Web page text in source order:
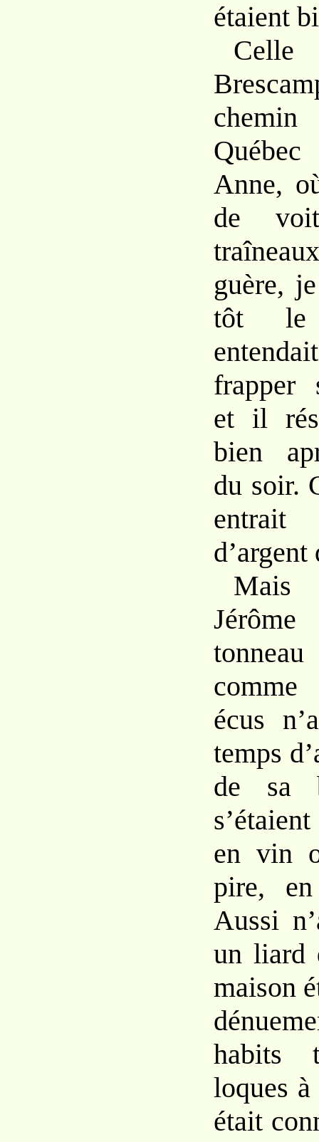
étaient
Anne,
de
guère,
tôt le
frapper
et il
bien
du soir.
Mais
écus
temps
de sa
en vin
pire,
Aussi
un liard
maison
habits
loques
était